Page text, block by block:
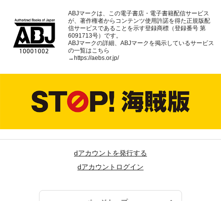
ABJマークは、この電子書店・電子書籍配信サービス
が、著作権者からコンテンツ使用許諾を得た正規版配
信サービスであることを示す登録商標（登録番号 第
6091713号）です。
ABJマークの詳細、ABJマークを掲示しているサービス
の一覧はこちら
→ https://aebs.or.jp/
dアカウントを発行する
dアカウントログイン